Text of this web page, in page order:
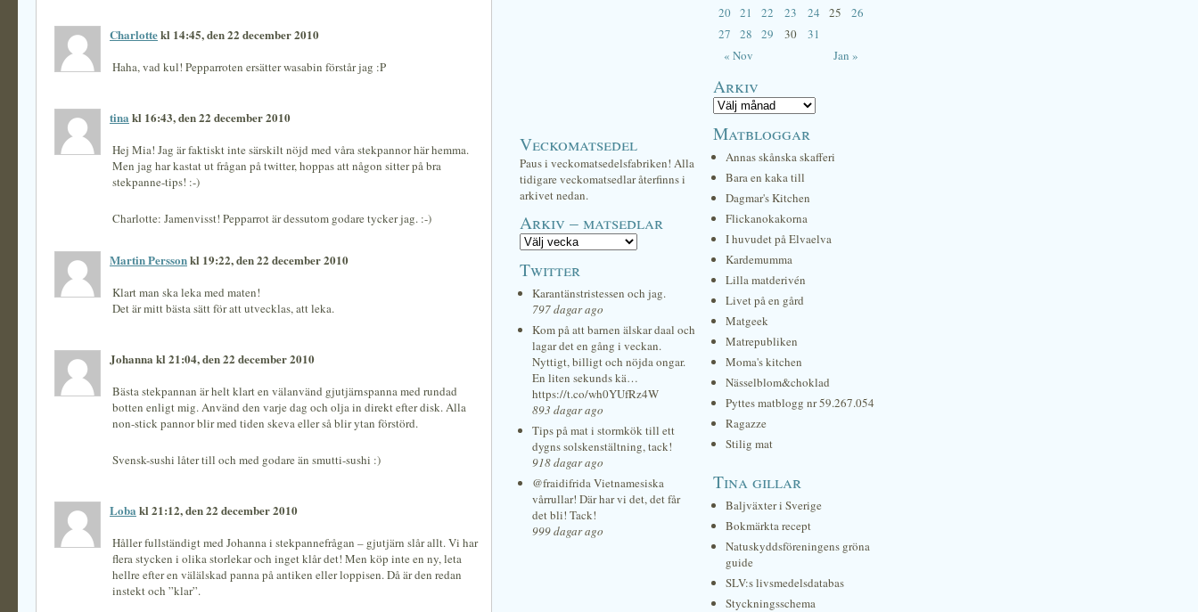
Charlottekl 14:45, den 22 december 2010
Haha, vad kul! Pepparroten ersätter wasabin förstår jag :P
tina kl 16:43, den 22 december 2010
Hej Mia! Jag är faktiskt inte särskilt nöjd med våra stekpannor här hemma.
Men jag har kastat ut frågan på twitter, hoppas att någon sitter på bra
stekpanne-tips! :-)
Charlotte: Jamenvisst! Pepparrot är dessutom godare tycker jag. :-)
Martin Perssonkl 19:22, den 22 december 2010
Klart man ska leka med maten!
Det är mitt bästa sätt för att utvecklas, att leka.
Johanna kl 21:04, den 22 december 2010
Bästa stekpannan är helt klart en välanvänd gjutjärnspanna med rundad
botten enligt mig. Använd den varje dag och olja in direkt efter disk. Alla
non-stick pannor blir med tiden skeva eller så blir ytan förstörd.
Svensk-sushi låter till och med godare än smutti-sushi :)
Loba kl 21:12, den 22 december 2010
Håller fullständigt med Johanna i stekpannefrågan – gjutjärn slår allt. Vi har
flera stycken i olika storlekar och inget klår det! Men köp inte en ny, leta
hellre efter en välälskad panna på antiken eller loppisen. Då är den redan
instekt och ”klar”.
Veckomatsedel
Paus i veckomatsedelsfabriken! Alla
tidigare veckomatsedlar återfinns i
arkivet nedan.
Arkiv – matsedlar
Twitter
Karantänstristessen och jag.
797 dagar ago
Kom på att barnen älskar daal och
lagar det en gång i veckan.
Nyttigt, billigt och nöjda ongar.
En liten sekunds kä…
https://t.co/wh0YUfRz4W
893 dagar ago
Tips på mat i stormkök till ett
dygns solskenstältning, tack!
918 dagar ago
@fraidifrida Vietnamesiska
vårrullar! Där har vi det, det får
det bli! Tack!
999 dagar ago
« Nov Jan »
20 21 22 23 24 25
26
27
28 29 30 31
Arkiv
Matbloggar
Annas skånska skafferi
Bara en kaka till
Dagmar's Kitchen
Flickanokakorna
I huvudet på Elvaelva
Kardemumma
Lilla matderivén
Livet på en gård
Matgeek
Matrepubliken
Moma's kitchen
Nässelblom&choklad
Pyttes matblogg nr 59.267.054
Ragazze
Stilig mat
Tina gillar
Baljväxter i Sverige
Bokmärkta recept
Natuskyddsföreningens gröna
guide
SLV:s livsmedelsdatabas
Styckningsschema